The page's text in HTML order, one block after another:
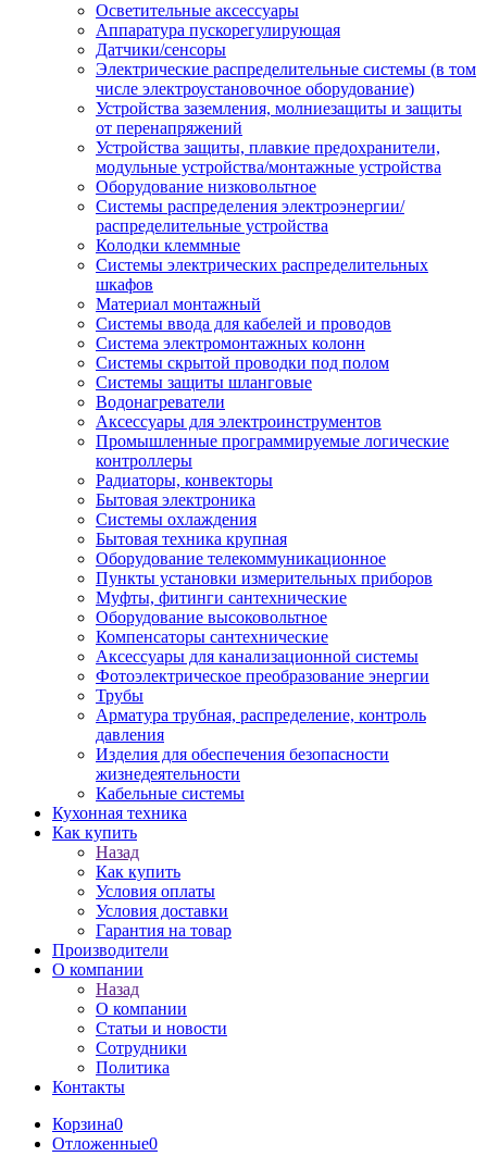
Осветительные аксессуары
Аппаратура пускорегулирующая
Датчики/сенсоры
Электрические распределительные системы (в том
числе электроустановочное оборудование)
Устройства заземления, молниезащиты и защиты
от перенапряжений
Устройства защиты, плавкие предохранители,
модульные устройства/монтажные устройства
Оборудование низковольтное
Системы распределения электроэнергии/
распределительные устройства
Колодки клеммные
Системы электрических распределительных
шкафов
Материал монтажный
Системы ввода для кабелей и проводов
Система электромонтажных колонн
Системы скрытой проводки под полом
Системы защиты шланговые
Водонагреватели
Аксессуары для электроинструментов
Промышленные программируемые логические
контроллеры
Радиаторы, конвекторы
Бытовая электроника
Системы охлаждения
Бытовая техника крупная
Оборудование телекоммуникационное
Пункты установки измерительных приборов
Муфты, фитинги сантехнические
Оборудование высоковольтное
Компенсаторы сантехнические
Аксессуары для канализационной системы
Фотоэлектрическое преобразование энергии
Трубы
Арматура трубная, распределение, контроль
давления
Изделия для обеспечения безопасности
жизнедеятельности
Кабельные системы
Кухонная техника
Как купить
Назад
Как купить
Условия оплаты
Условия доставки
Гарантия на товар
Производители
О компании
Назад
О компании
Статьи и новости
Сотрудники
Политика
Контакты
Корзина0
Отложенные0